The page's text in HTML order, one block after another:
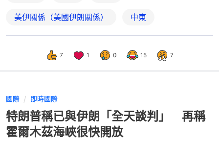
美伊關係（美國伊朗關係） 中東
7 1 0 15 7
國際 即時國際
特朗普稱已與伊朗「全天談判」 再稱
霍爾木茲海峽很快開放